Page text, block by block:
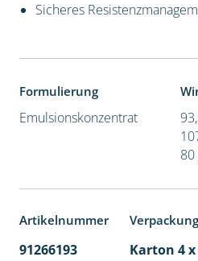
Sicheres
Formulierung
Emulsionskonzentrat
Artikelnummer
91266193 Karton 4